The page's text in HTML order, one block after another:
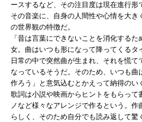
ースするなど、その注目度は現在進行形
その音楽に、自身の人間性や心情を大
の世界観の特徴だ。
「昔は言葉にできないことを消化する
女。曲はいつも形になって降ってくる
日常の中で突然曲が生まれ、それを慌
なっているそうだ。そのため、いつも
作ろう」と意気込むとかえって納得のい
歌詞は小説や映画からヒントをもらっ
ノなど様々なアレンジで作るという。
らしく、そのため自分でも読み返して驚